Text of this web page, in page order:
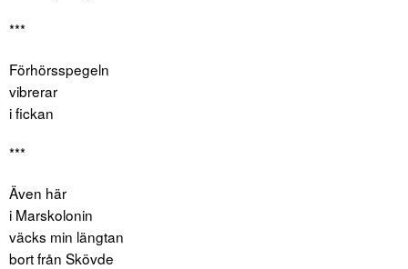
***
Förhörsspegeln
vibrerar
i fickan
***
Även här
i Marskolonin
väcks min längtan
bort från Skövde